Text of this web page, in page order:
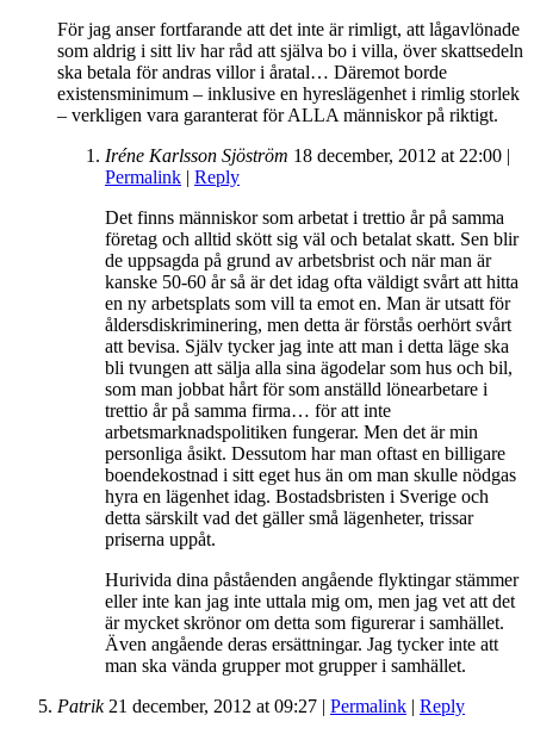
För jag anser fortfarande att det inte är rimligt, att lågavlönade
som aldrig i sitt liv har råd att själva bo i villa, över skattsedeln
ska betala för andras villor i åratal… Däremot borde
existensminimum – inklusive en hyreslägenhet i rimlig storlek
– verkligen vara garanterat för ALLA människor på riktigt.
Iréne Karlsson Sjöström 18 december, 2012 at 22:00 |
Permalink | Reply
Det finns människor som arbetat i trettio år på samma
företag och alltid skött sig väl och betalat skatt. Sen blir
de uppsagda på grund av arbetsbrist och när man är
kanske 50-60 år så är det idag ofta väldigt svårt att hitta
en ny arbetsplats som vill ta emot en. Man är utsatt för
åldersdiskriminering, men detta är förstås oerhört svårt
att bevisa. Själv tycker jag inte att man i detta läge ska
bli tvungen att sälja alla sina ägodelar som hus och bil,
som man jobbat hårt för som anställd lönearbetare i
trettio år på samma firma… för att inte
arbetsmarknadspolitiken fungerar. Men det är min
personliga åsikt. Dessutom har man oftast en billigare
boendekostnad i sitt eget hus än om man skulle nödgas
hyra en lägenhet idag. Bostadsbristen i Sverige och
detta särskilt vad det gäller små lägenheter, trissar
priserna uppåt.
Hurivida dina påståenden angående flyktingar stämmer
eller inte kan jag inte uttala mig om, men jag vet att det
är mycket skrönor om detta som figurerar i samhället.
Även angående deras ersättningar. Jag tycker inte att
man ska vända grupper mot grupper i samhället.
Patrik 21 december, 2012 at 09:27 | Permalink | Reply